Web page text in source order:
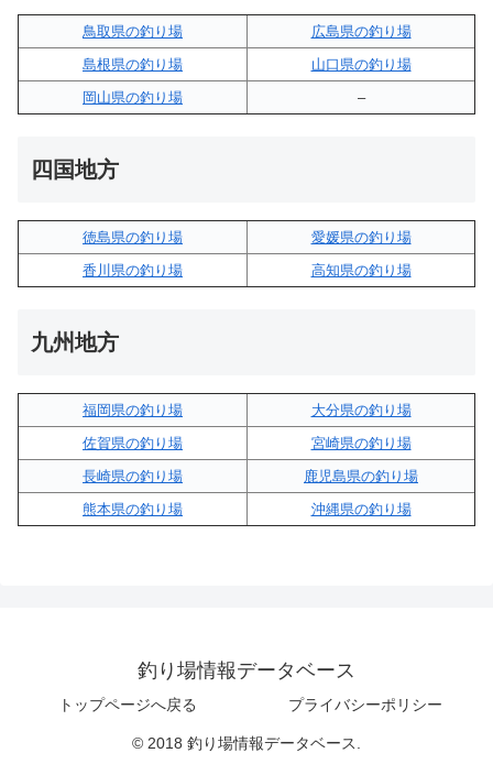
鳥取県の釣り場
広島県の釣り場
島根県の釣り場
山口県の釣り場
岡山県の釣り場
–
四国地方
徳島県の釣り場
愛媛県の釣り場
香川県の釣り場
高知県の釣り場
九州地方
福岡県の釣り場
大分県の釣り場
佐賀県の釣り場
宮崎県の釣り場
長崎県の釣り場
鹿児島県の釣り場
熊本県の釣り場
沖縄県の釣り場
釣り場情報データベース
トップページへ戻る プライバシーポリシー
© 2018 釣り場情報データベース.